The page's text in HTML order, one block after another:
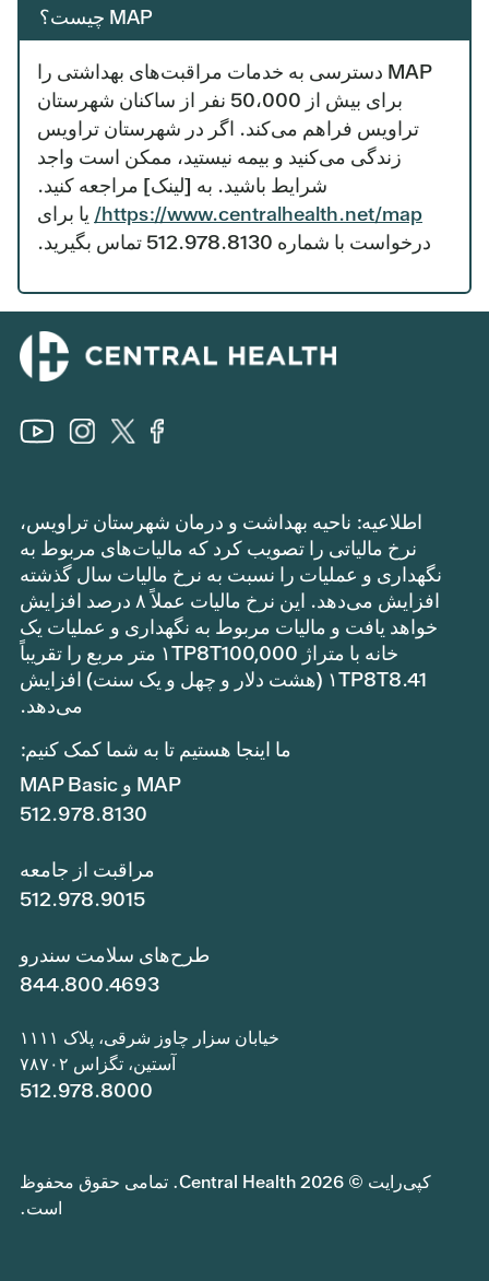
MAP چیست؟
MAP دسترسی به خدمات مراقبت‌های بهداشتی را
برای بیش از 50،000 نفر از ساکنان شهرستان
تراویس فراهم می‌کند. اگر در شهرستان تراویس
زندگی می‌کنید و بیمه نیستید، ممکن است واجد
شرایط باشید. به [لینک] مراجعه کنید.
https://www.centralhealth.net/map/ یا برای
درخواست با شماره ‎512.978.8130 تماس بگیرید.
اطلاعیه: ناحیه بهداشت و درمان شهرستان تراویس،
نرخ مالیاتی را تصویب کرد که مالیات‌های مربوط به
نگهداری و عملیات را نسبت به نرخ مالیات سال گذشته
افزایش می‌دهد. این نرخ مالیات عملاً ۸ درصد افزایش
خواهد یافت و مالیات مربوط به نگهداری و عملیات یک
خانه با متراژ ۱TP8T100,000 متر مربع را تقریباً
۱TP8T8.41 (هشت دلار و چهل و یک سنت) افزایش
می‌دهد.
ما اینجا هستیم تا به شما کمک کنیم:
MAP و MAP Basic
512.978.8130
مراقبت از جامعه
512.978.9015
طرح‌های سلامت سندرو
844.800.4693
خیابان سزار چاوز شرقی، پلاک ۱۱۱۱
آستین، تگزاس ۷۸۷۰۲
512.978.8000
کپی‌رایت © 2026 Central Health. تمامی حقوق محفوظ
است.